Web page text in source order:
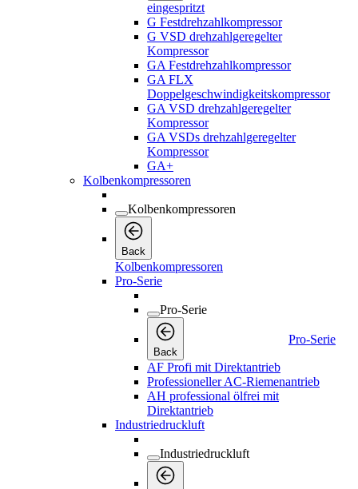
eingespritzt
G Festdrehzahlkompressor
G VSD drehzahlgeregelter
Kompressor
GA Festdrehzahlkompressor
GA FLX
Doppelgeschwindigkeitskompressor
GA VSD drehzahlgeregelter
Kompressor
GA VSDs drehzahlgeregelter
Kompressor
GA+
Kolbenkompressoren
Kolbenkompressoren
Back
Kolbenkompressoren
Pro-Serie
Pro-Serie
Back
Pro-Serie
AF Profi mit Direktantrieb
Professioneller AC-Riemenantrieb
AH professional ölfrei mit
Direktantrieb
Industriedruckluft
Industriedruckluft